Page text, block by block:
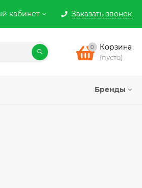
кабинет Заказать звонок
0 Корзина
(пусто)
Бренды